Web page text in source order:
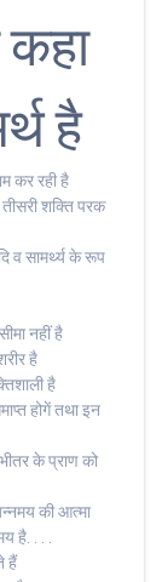
कहा
है
कर रही है
शक्ति परक
व सामर्थ्य के रूप
नहीं है
है
है
होगें तथा इन
के प्राण को
की आत्मा
है. . . .
हैं